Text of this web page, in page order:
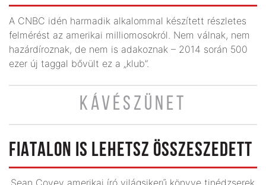
A CNBC idén harmadik alkalommal készített részletes
felmérést az amerikai milliomosokról. Nem válnak, nem
hazárdíroznak, de nem is adakoznak – 2014 során 500
ezer új taggal bővült ez a „klub”.
KÁVÉSZÜNET
FIATALON IS LEHETSZ ÖSSZESZEDETT
Sean Covey amerikai író világsikerű könyve tinédzserek